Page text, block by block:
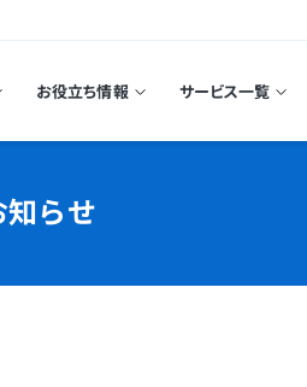
お役立ち情報 サービス一覧
知らせ